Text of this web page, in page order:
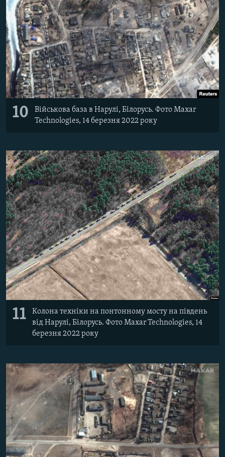
10
Військова база в Нарулі, Білорусь. Фото Maxar
Technologies, 14 березня 2022 року
11
Колона техніки на понтонному мосту на південь
від Нарулі, Білорусь. Фото Maxar Technologies, 14
березня 2022 року